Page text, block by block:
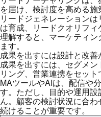
を届け、検討度を高める施
リードジェネレーション
は育成、リードクオリフ
理解すると、マーケティ
ます。
成果を出すには設計と改善
成果を出すには、セグメ
リング、営業連携をセット
MAツールやAIは、配信や
す。ただし、目的や運用
ん。顧客の検討状況に合
続けることが重要です。